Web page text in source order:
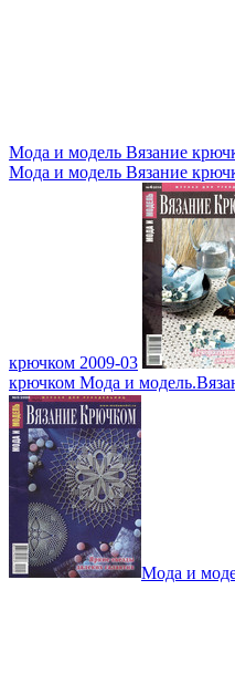
Мода и модель Вязание
Мода и модель Вязание
крючком 2009-03
крючком Мода и
Мода и